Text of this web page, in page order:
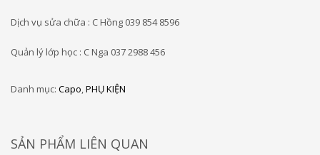
Dịch vụ sửa chữa : C Hồng 039 854 8596
Quản lý lớp học : C Nga 037 2988 456
Danh mục: Capo,PHỤ KIỆN
SẢN PHẨM LIÊN QUAN